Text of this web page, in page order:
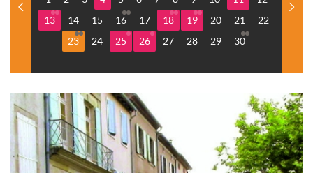
13
14 15 16 17 18 19 20 21
22
23
24 25 26 27 28 29 30